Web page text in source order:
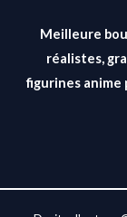
Meilleure
réalistes,
figurines